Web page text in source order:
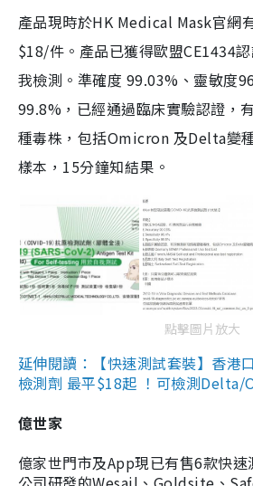
產品現時於HK Medical Mask官網
$18/件。產品已獲得歐盟CE1434
我檢測。準確度 99.03%、靈敏度
99.8%，已經通過臨床實驗認證，
種毒株，包括Omicron 及Delta變
樣本，15分鐘知結果。
點擊圖片放大
延伸閱讀：【快速測試套裝】香港
檢測劑 最平$18起 ！可檢測Delta/
億世家
億家世門市及App現已有售6款快